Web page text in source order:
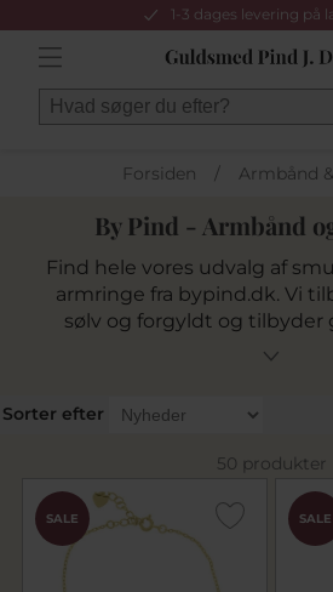
1-3 dages levering på
Forsiden / Armbånd
By Pind - Armbånd
Find hele vores udvalg af
armringe fra bypind.dk. Vi
sølv og forgyldt og tilbyder
399kr.
Sorter efter
50 produkter
SALE SALE